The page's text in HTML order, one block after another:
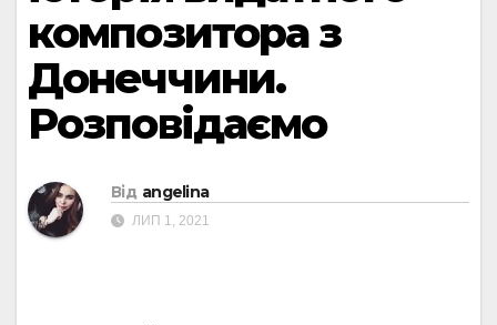
композитора з
Донеччини.
Розповідаємо
Від angelina
ЛИП 1, 2021